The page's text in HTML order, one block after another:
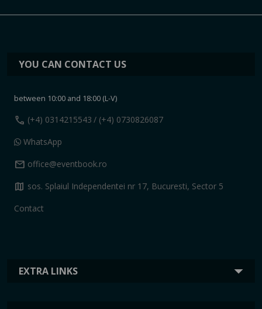
EXTRA LINKS
YOU CAN CONTACT US
between 10:00 and 18:00 (L-V)
call (+4) 0314215543 / (+4) 0730826087
WhatsApp
mail office@eventbook.ro
map sos. Splaiul Independentei nr 17, Bucuresti, Sector 5
Contact